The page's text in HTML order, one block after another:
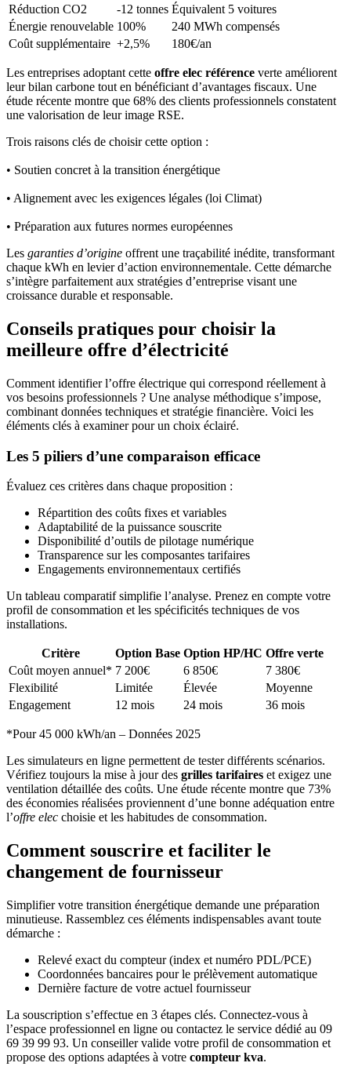
Réduction CO2
-12 tonnes Équivalent 5 voitures
Énergie renouvelable 100%
240 MWh compensés
Coût supplémentaire +2,5% 180€/an
Les entreprises adoptant cette offre elec référence verte améliorent
leur bilan carbone tout en bénéficiant d’avantages fiscaux. Une
étude récente montre que 68% des clients professionnels constatent
une valorisation de leur image RSE.
Trois raisons clés de choisir cette option :
• Soutien concret à la transition énergétique
• Alignement avec les exigences légales (loi Climat)
• Préparation aux futures normes européennes
Les garanties d’origine offrent une traçabilité inédite, transformant
chaque kWh en levier d’action environnementale. Cette démarche
s’intègre parfaitement aux stratégies d’entreprise visant une
croissance durable et responsable.
Conseils pratiques pour choisir la
meilleure offre d’électricité
Comment identifier l’offre électrique qui correspond réellement à
vos besoins professionnels ? Une analyse méthodique s’impose,
combinant données techniques et stratégie financière. Voici les
éléments clés à examiner pour un choix éclairé.
Les 5 piliers d’une comparaison efficace
Évaluez ces critères dans chaque proposition :
Répartition des coûts fixes et variables
Adaptabilité de la puissance souscrite
Disponibilité d’outils de pilotage numérique
Transparence sur les composantes tarifaires
Engagements environnementaux certifiés
Un tableau comparatif simplifie l’analyse. Prenez en compte votre
profil de consommation et les spécificités techniques de vos
installations.
Critère Option Base Option HP/HC Offre verte
Coût moyen annuel* 7 200€ 6 850€
7 380€
Flexibilité
Limitée Élevée
Moyenne
Engagement
12 mois 24 mois 36 mois
*Pour 45 000 kWh/an – Données 2025
Les simulateurs en ligne permettent de tester différents scénarios.
Vérifiez toujours la mise à jour des grilles tarifaires et exigez une
ventilation détaillée des coûts. Une étude récente montre que 73%
des économies réalisées proviennent d’une bonne adéquation entre
l’offre elec choisie et les habitudes de consommation.
Comment souscrire et faciliter le
changement de fournisseur
Simplifier votre transition énergétique demande une préparation
minutieuse. Rassemblez ces éléments indispensables avant toute
démarche :
Relevé exact du compteur (index et numéro PDL/PCE)
Coordonnées bancaires pour le prélèvement automatique
Dernière facture de votre actuel fournisseur
La souscription s’effectue en 3 étapes clés. Connectez-vous à
l’espace professionnel en ligne ou contactez le service dédié au 09
69 39 99 93. Un conseiller valide votre profil de consommation et
propose des options adaptées à votre compteur kva.